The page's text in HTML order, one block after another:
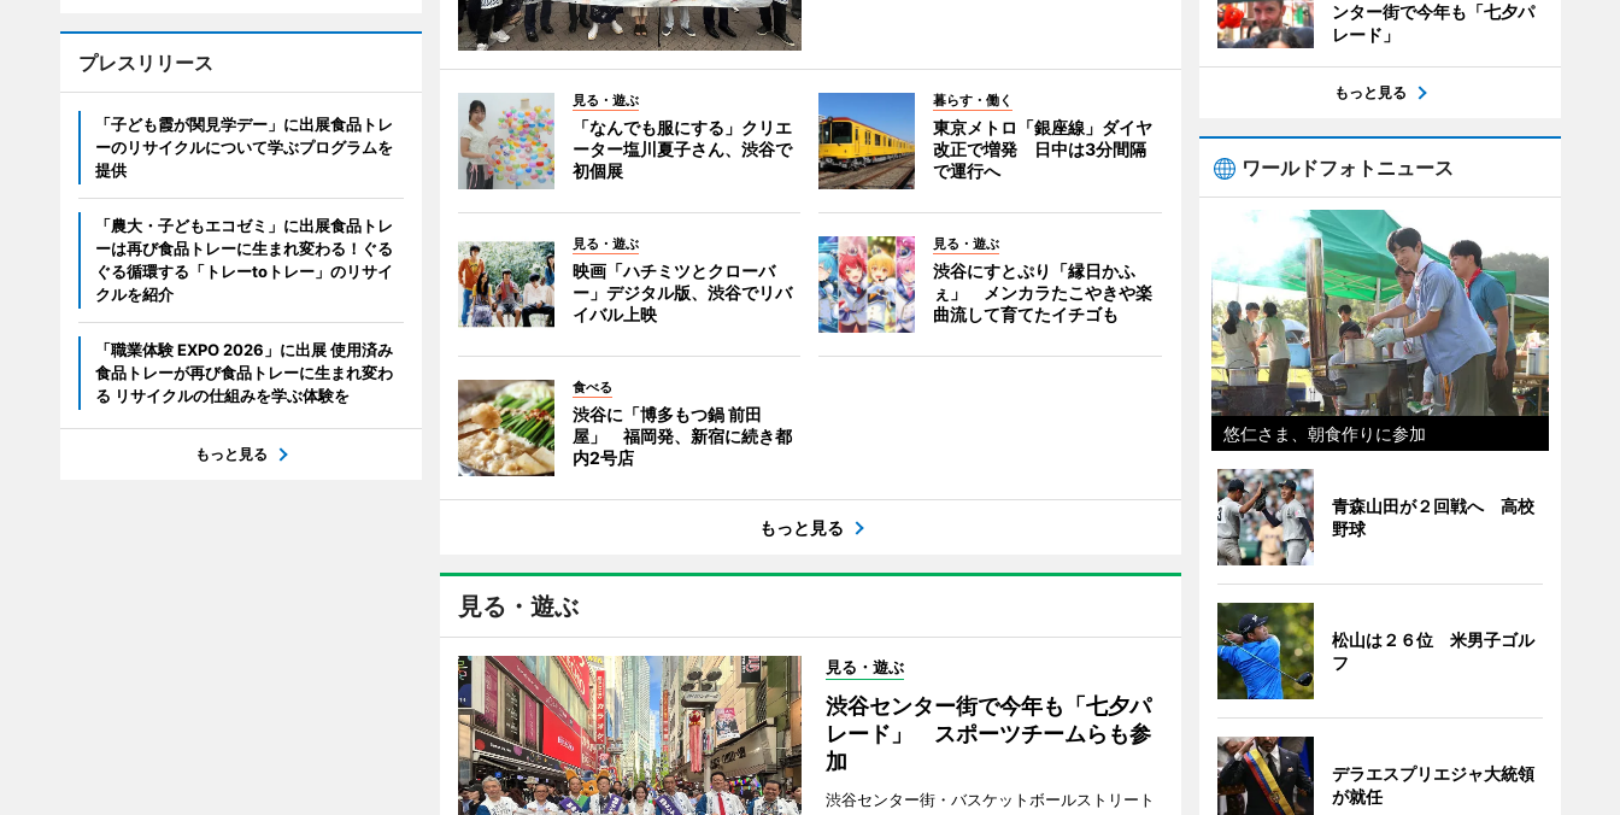
見る・遊ぶ
「なんでも服にする」クリエ
ーター塩川夏子さん、渋谷で
初個展
暮らす・働く
東京メトロ「銀座線」ダイヤ
改正で増発 日中は3分間隔
で運行へ
見る・遊ぶ
映画「ハチミツとクローバ
ー」デジタル版、渋谷でリバ
イバル上映
見る・遊ぶ
渋谷にすとぷり「縁日かふ
ぇ」 メンカラたこやきや楽
曲流して育てたイチゴも
食べる
渋谷に「博多もつ鍋 前田
屋」 福岡発、新宿に続き都
内2号店
もっと見る
見る・遊ぶ
見る・遊ぶ
渋谷センター街で今年も「七夕パ
レード」 スポーツチームらも参
加
渋谷センター街・バスケットボールストリート
プレスリリース
「子ども霞が関見学デー」に出展食品トレ
ーのリサイクルについて学ぶプログラムを
提供
「農大・子どもエコゼミ」に出展食品トレ
ーは再び食品トレーに生まれ変わる！ぐる
ぐる循環する「トレーtoトレー」のリサイ
クルを紹介
「職業体験 EXPO 2026」に出展 使用済み
食品トレーが再び食品トレーに生まれ変わ
る リサイクルの仕組みを学ぶ体験を
もっと見る
ンター街で今年も「七夕パ
レード」
もっと見る
ワールドフォトニュース
悠仁さま、朝食作りに参加
青森山田が２回戦へ 高校
野球
松山は２６位 米男子ゴル
フ
デラエスプリエジャ大統領
が就任